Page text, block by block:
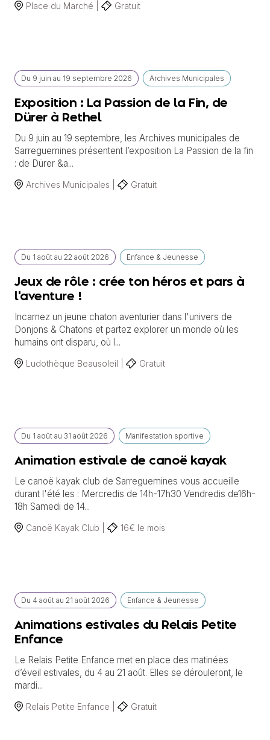
Place du Marché | Gratuit
Du 9 juin au 19 septembre 2026 Archives Municipales
Exposition : La Passion de la Fin, de
Dürer à Rethel
Du 9 juin au 19 septembre, les Archives municipales de
Sarreguemines présentent l’exposition La Passion de la fin
: de Dürer &a...
Archives Municipales | Gratuit
Du 1 août au 22 août 2026 Enfance & Jeunesse
Jeux de rôle : crée ton héros et pars à
l'aventure !
Incarnez un jeune chaton aventurier dans l'univers de
Donjons & Chatons et partez explorer un monde où les
humains ont disparu, où l...
Ludothèque Beausoleil | Gratuit
Du 1 août au 31 août 2026 Manifestation sportive
Animation estivale de canoë kayak
Le canoë kayak club de Sarreguemines vous accueille
durant l'été les : Mercredis de 14h-17h30 Vendredis de16h-
18h Samedi de 14...
Canoë Kayak Club | 16€ le mois
Du 4 août au 21 août 2026 Enfance & Jeunesse
Animations estivales du Relais Petite
Enfance
Le Relais Petite Enfance met en place des matinées
d’éveil estivales, du 4 au 21 août. Elles se dérouleront, le
mardi...
Relais Petite Enfance | Gratuit